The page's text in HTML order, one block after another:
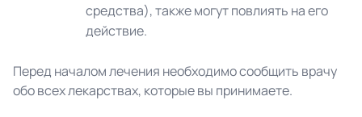
средства), также могут повлиять на его
действие.
Перед началом лечения необходимо сообщить врачу
обо всех лекарствах, которые вы принимаете.